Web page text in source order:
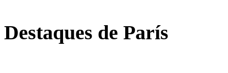
Destaques de París